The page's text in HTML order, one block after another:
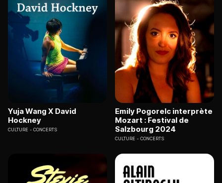
Yuja Wang X David
Hockney
CULTURE CONCERTS
Emily Pogorelc interprète
Mozart : Festival de
Salzbourg 2024
CULTURE CONCERTS